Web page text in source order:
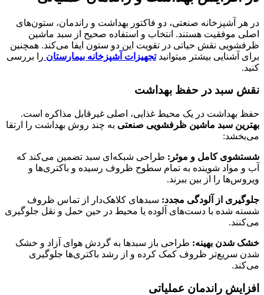
در هر آشپزخانه صنعتی، دو فاکتور بهداشت و راندمان، ستون‌های
اصلی موفقیت هستند. انتخاب و استفاده صحیح از سبد ماشین
ظرفشویی نقش حیاتی در تقویت این دو ستون ایفا می‌کند. همچنین
برای آشنایی بیشتر میتوانیدتجهیزات آشپزخانه بیمارستان را بررسی
کنید.
نقش سبد در حفظ بهداشت
حفظ بهداشت در یک محیط غذایی، اصلی غیرقابل مذاکره است.
بهترین سبد ماشین ظرفشویی صنعتی به چند روش بهداشت را ارتقا
می‌بخشد:
شستشوی کامل و موثر: طراحی شبکه‌ای سبد تضمین می‌کند که
آب و مواد شوینده به تمام سطوح ظروف رسیده و باکتری‌ها و
ویروس‌ها را از بین ببرند.
جلوگیری از آلودگی مجدد: سبدهای کلاهک‌دار از تماس ظروف
شسته شده با دست‌های آلوده یا محیط در حین حمل و نقل جلوگیری
می‌کنند.
خشک شدن بهینه: طراحی باز سبدها به گردش هوای آزاد و خشک
شدن سریع‌تر ظروف کمک کرده و از رشد باکتری‌ها جلوگیری
می‌کند.
افزایش راندمان عملیاتی